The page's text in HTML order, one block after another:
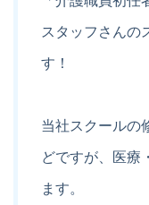
スタッフさんの
す！
当社スクールの
どですが、医療
ます。